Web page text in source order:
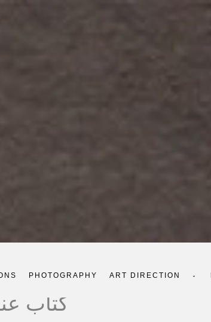
PHOTOGRAPHY ART DIRECTION
كتاب